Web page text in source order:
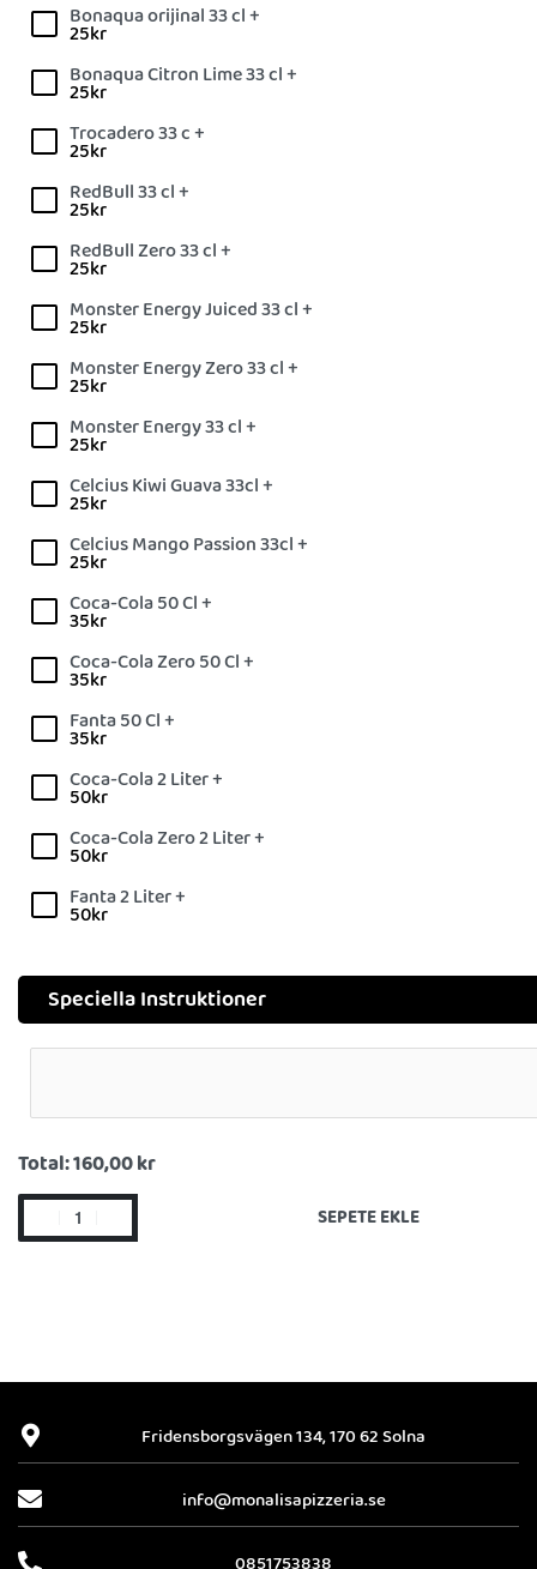
Bonaqua orijinal 33 cl +
25kr
Bonaqua Citron Lime 33 cl +
25kr
Trocadero 33 c +
25kr
RedBull 33 cl +
25kr
RedBull Zero 33 cl +
25kr
Monster Energy Juiced 33 cl +
25kr
Monster Energy Zero 33 cl +
25kr
Monster Energy 33 cl +
25kr
Celcius Kiwi Guava 33cl +
25kr
Celcius Mango Passion 33cl +
25kr
Coca-Cola 50 Cl +
35kr
Coca-Cola Zero 50 Cl +
35kr
Fanta 50 Cl +
35kr
Coca-Cola 2 Liter +
50kr
Coca-Cola Zero 2 Liter +
50kr
Fanta 2 Liter +
50kr
Speciella Instruktioner
Total:160,00 kr
SEPETE EKLE
Fridensborgsvägen 134, 170 62 Solna
info@monalisapizzeria.se